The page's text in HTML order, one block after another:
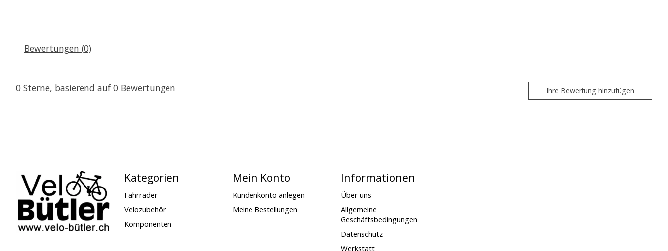
Bewertungen (0)
0 Sterne, basierend auf0 Bewertungen Ihre Bewertung hinzufügen
Kategorien
Fahrräder
Velozubehör
Komponenten
Mein Konto
Kundenkonto anlegen
Meine Bestellungen
Informationen
Über uns
Allgemeine
Geschäftsbedingungen
Datenschutz
Werkstatt